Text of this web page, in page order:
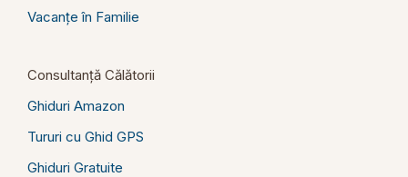
Vacanțe în Familie
Consultanță Călătorii
Ghiduri Amazon
Tururi cu Ghid GPS
Ghiduri Gratuite